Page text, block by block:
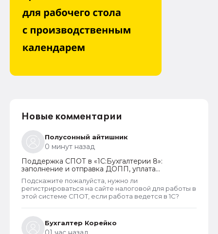
Новые комментарии
Полусонный айтишник
0 минут назад
Поддержка СПОТ в «1С:Бухгалтерии 8»:
заполнение и отправка ДОПП, уплата
обеспечительного платежа и получение QR-
кода
Подскажите пожалуйста, нужно ли
регистрироваться на сайте налоговой для работы в
этой системе СПОТ, если работа ведется в 1С?
Бухгалтер Корейко